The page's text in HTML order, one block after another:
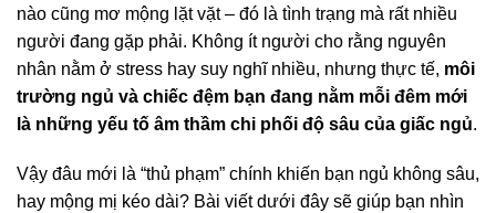
nào cũng mơ mộng lặt vặt – đó là tình trạng mà rất nhiều
người đang gặp phải. Không ít người cho rằng nguyên
nhân nằm ở stress hay suy nghĩ nhiều, nhưng thực tế, môi
trường ngủ và chiếc đệm bạn đang nằm mỗi đêm mới
là những yếu tố âm thầm chi phối độ sâu của giấc ngủ.
Vậy đâu mới là “thủ phạm” chính khiến bạn ngủ không sâu,
hay mộng mị kéo dài? Bài viết dưới đây sẽ giúp bạn nhìn